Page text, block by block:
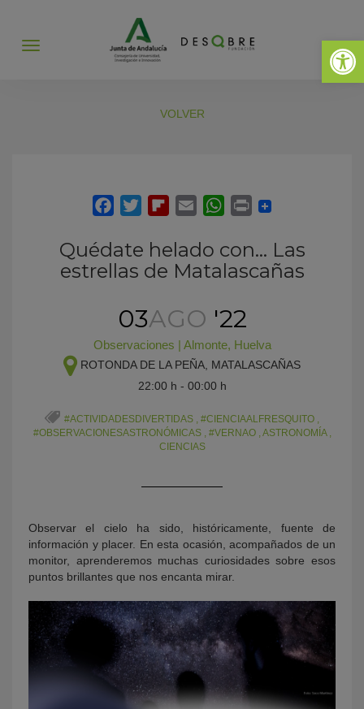
Abrir
Abrir
VOLVER
Quédate helado con… Las
estrellas de Matalascañas
03AGO '22
Observaciones | Almonte, Huelva
ROTONDA DE LA PEÑA, MATALASCAÑAS
22:00 h - 00:00 h
#ACTIVIDADESDIVERTIDAS , #CIENCIAALFRESQUITO ,
#OBSERVACIONESASTRONÓMICAS, #VERNAO,ASTRONOMÍA,
CIENCIAS
Observar el cielo ha sido, históricamente, fuente de
información y placer. En esta ocasión, acompañados de un
monitor, aprenderemos muchas curiosidades sobre esos
puntos brillantes que nos encanta mirar.